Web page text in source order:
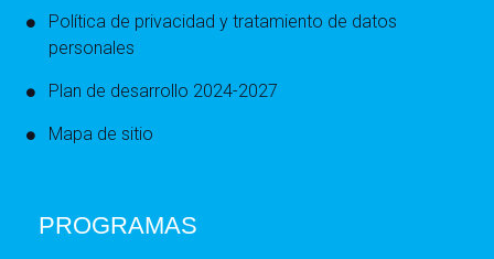
Política de privacidad y tratamiento de datos
personales
Plan de desarrollo 2024-2027
Mapa de sitio
PROGRAMAS